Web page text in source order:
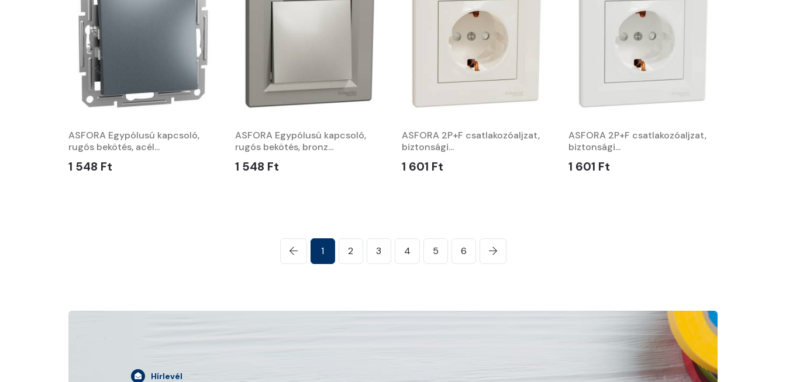
ASFORA Egypólusú kapcsoló,
rugós bekötés, acél...
1 548 Ft
ASFORA Egypólusú kapcsoló,
rugós bekötés, bronz...
1 548 Ft
ASFORA 2P+F csatlakozóaljzat,
biztonsági...
1 601 Ft
ASFORA 2P+F csatlakozóaljzat,
biztonsági...
1 601 Ft
1 2 3 4 5 6
Hírlevél